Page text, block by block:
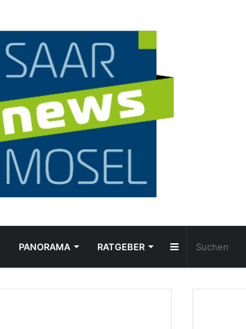
PANORAMA RATGEBER Sidebar